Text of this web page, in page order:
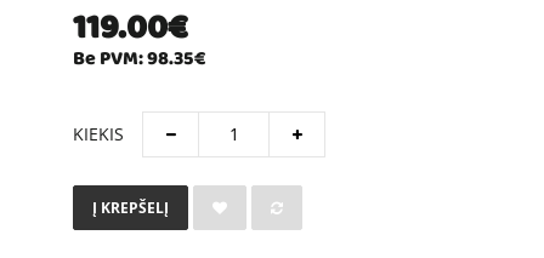
119.00€
Be PVM: 98.35€
KIEKIS
Į KREPŠELĮ